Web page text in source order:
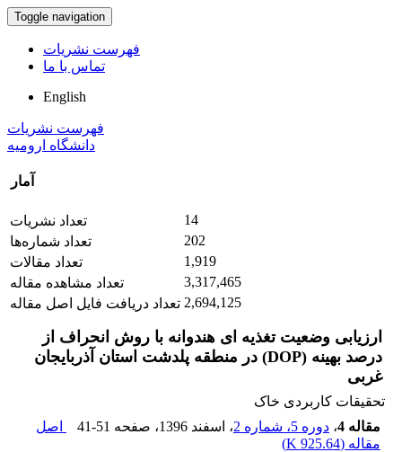
Toggle navigation
فهرست نشریات
تماس با ما
English
فهرست نشریات
دانشگاه ارومیه
آمار
تعداد نشریات
14
تعداد شماره‌ها
202
تعداد مقالات
1,919
تعداد مشاهده مقاله
3,317,465
تعداد دریافت فایل اصل مقاله 2,694,125
ارزیابی وضعیت تغذیه ای هندوانه با روش انحراف از
درصد بهینه (DOP) در منطقه پلدشت استان آذربایجان
غربی
تحقیقات کاربردی خاک
مقاله 4
، دوره 5، شماره 2 ، اسفند 1396 ، صفحه 41-51
اصل
مقاله (925.64 K
)